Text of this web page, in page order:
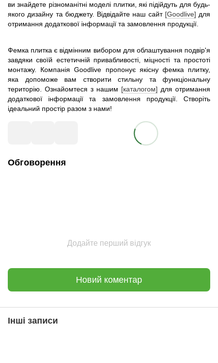
ви знайдете різноманітні моделі плитки, які підійдуть для будь-
якого дизайну та бюджету. Відвідайте наш сайт [Goodlive] для
отримання додаткової інформації та замовлення продукції.
Фемка плитка є відмінним вибором для облаштування подвір'я
завдяки своїй естетичній привабливості, міцності та простоті
монтажу. Компанія Goodlive пропонує якісну фемка плитку,
яка допоможе вам створити стильну та функціональну
територію. Ознайомтеся з нашим [каталогом] для отримання
додаткової інформації та замовлення продукції. Створіть
ідеальний простір разом з нами!
Обговорення
Додайте перший відгук
Новий коментар
Інші записи